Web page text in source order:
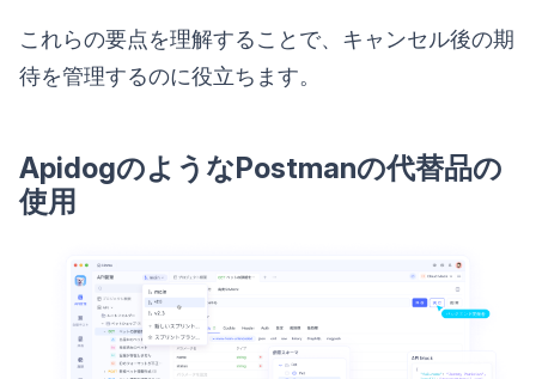
これらの要点を理解することで、キャンセル後の期
待を管理するのに役立ちます。
ApidogのようなPostmanの代替品の
使用